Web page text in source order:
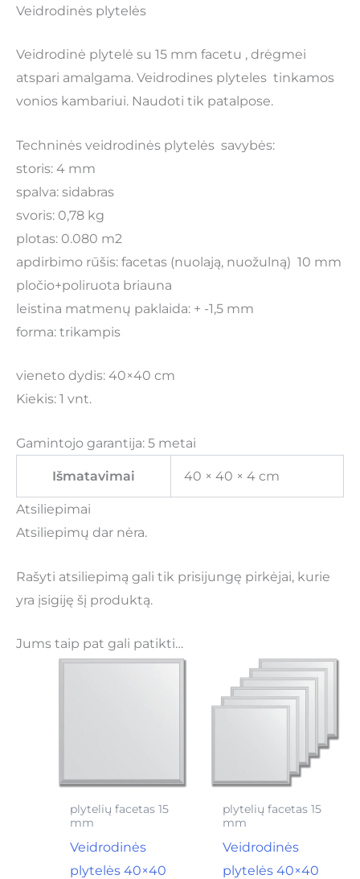
Veidrodinės plytelės
Veidrodinė plytelė su 15 mm facetu , drėgmei
atspari amalgama. Veidrodines plyteles tinkamos
vonios kambariui. Naudoti tik patalpose.
Techninės veidrodinės plytelės savybės:
storis: 4 mm
spalva: sidabras
svoris: 0,78 kg
plotas: 0.080 m2
apdirbimo rūšis: facetas (nuolają, nuožulną) 10 mm
pločio+poliruota briauna
leistina matmenų paklaida: + -1,5 mm
forma: trikampis
vieneto dydis: 40×40 cm
Kiekis: 1 vnt.
Gamintojo garantija: 5 metai
Išmatavimai 40 × 40 × 4 cm
Atsiliepimai
Atsiliepimų dar nėra.
Rašyti atsiliepimą gali tik prisijungę pirkėjai, kurie
yra įsigiję šį produktą.
Jums taip pat gali patikti…
plytelių facetas 15
mm
Veidrodinės
plytelės 40×40
plytelių facetas 15
mm
Veidrodinės
plytelės 40×40